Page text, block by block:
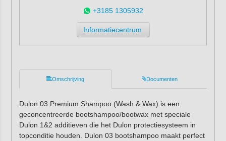
+3185 1305932
Informatiecentrum
Omschrijving Documenten
Dulon 03 Premium Shampoo (Wash & Wax) is een
geconcentreerde bootshampoo/bootwax met speciale
Dulon 1&2 additieven die het Dulon protectiesysteem in
topconditie houden. Dulon 03 bootshampoo maakt perfect